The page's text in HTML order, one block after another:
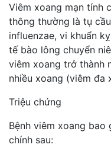
Viêm xoang mạn tính
thông thường là tụ
influenzae, vi khuẩn
tế bào lông chuyển
viêm xoang trở thành
nhiều xoang (viêm đa
Triệu chứng
Bệnh viêm xoang
chính sau: